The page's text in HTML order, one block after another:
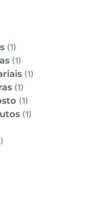
(1)
(1)
(1)
(1)
(1)
(1)